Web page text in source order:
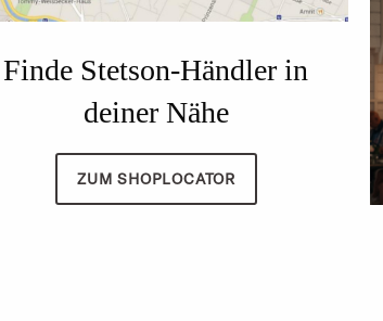
Finde Stetson-Händler in
deiner Nähe
ZUM SHOPLOCATOR